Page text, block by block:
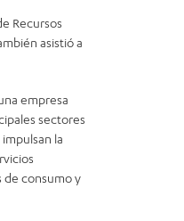
Recursos
asistió a
empresa
sectores
la
de consumo y